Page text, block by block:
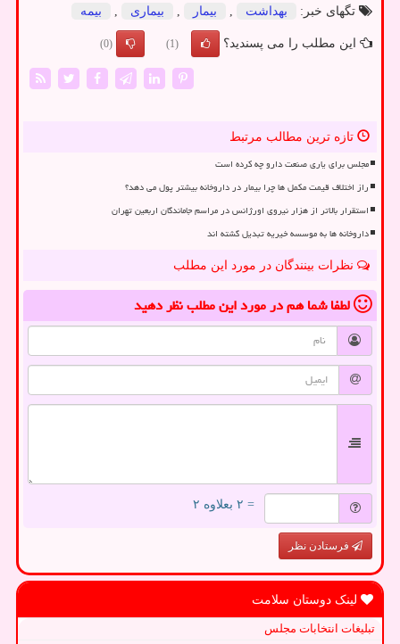
تگهای خبر:
بهداشت بیمار بیماری بیمه
این مطلب را می پسندید؟ (1)
(0)
تازه ترین مطالب مرتبط
مجلس برای یاری صنعت دارو چه کرده است
راز اختلاف قیمت مکمل ها چرا بیمار در داروخانه بیشتر پول می دهد؟
استقرار بالاتر از هزار نیروی اورژانس در مراسم جاماندگان اربعین تهران
داروخانه ها به موسسه خیریه تبدیل گشته اند
نظرات بینندگان در مورد این مطلب
لطفا شما همدر مورد این مطلبنظر دهید
= ۲ بعلاوه ۲
فرستادن نظر
لینک دوستان سلامت
تبلیغات انتخابات مجلس